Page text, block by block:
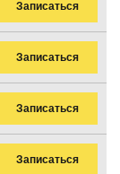
Записаться
Записаться
Записаться
Записаться